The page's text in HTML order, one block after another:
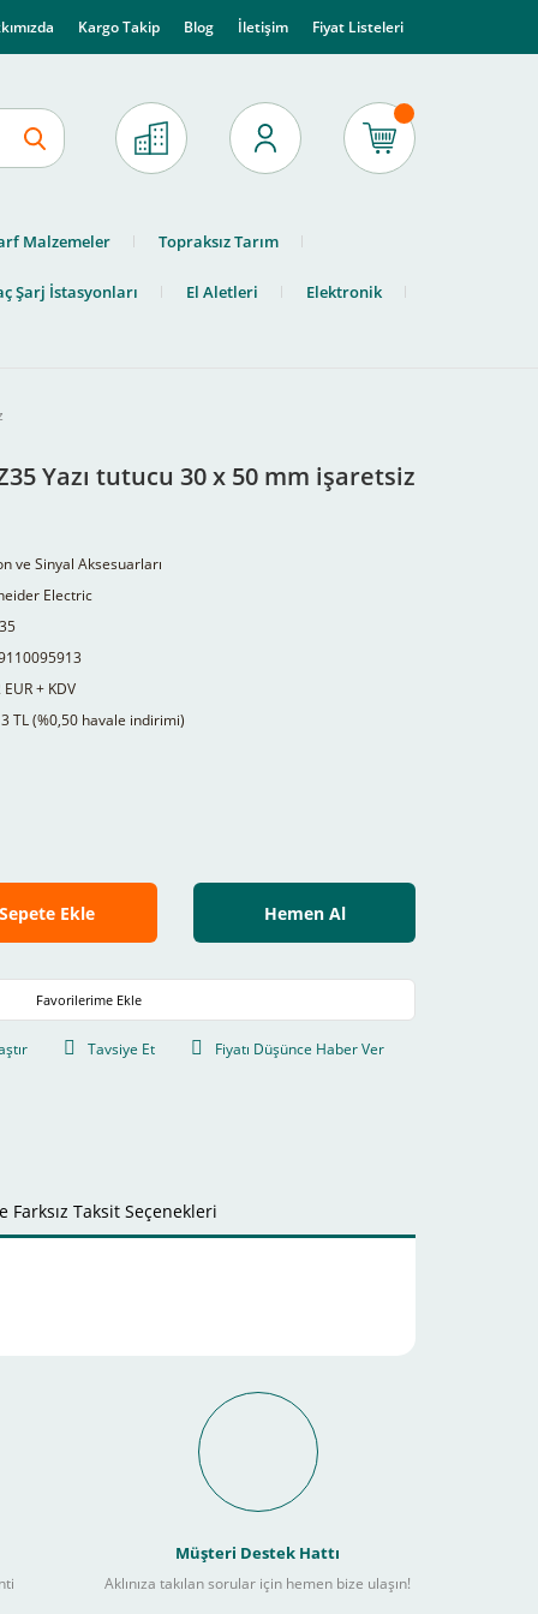
Kargo Takip Blog İletişim Fiyat Listeleri
Malzemeler Topraksız Tarım
Şarj İstasyonları El Aletleri Elektronik
Yazı tutucu 30 x 50 mm işaretsiz
ve Sinyal Aksesuarları
Electric
+ KDV
TL (%0,50 havale indirimi)
Sepete Ekle Hemen Al
Tavsiye Et Fiyatı Düşünce Haber Ver
Farksız Taksit Seçenekleri
İmkanı Nasıl
Müşteri Destek Hattı
Aklınıza takılan sorular için hemen bize ulaşın!